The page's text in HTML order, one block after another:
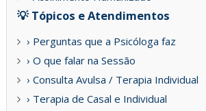
💡 Tópicos e Atendimentos
› Perguntas que a Psicóloga faz
› O que falar na Sessão
› Consulta Avulsa / Terapia Individual
› Terapia de Casal e Individual